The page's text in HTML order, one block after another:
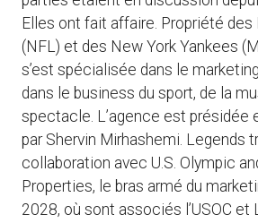
Elles ont fait affaire. Propriété des
(NFL) et des New York Yankees
s’est spécialisée dans le
dans le business du sport, de la
spectacle. L’agence est présidée
par Shervin Mirhashemi. Legends
collaboration avec U.S. Olympic
Properties, le bras armé du
2028, où sont associés l’USOC et